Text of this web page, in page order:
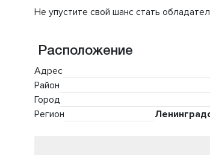
Не упустите свой шанс стать
Расположение
Адрес
Район
Город
Регион